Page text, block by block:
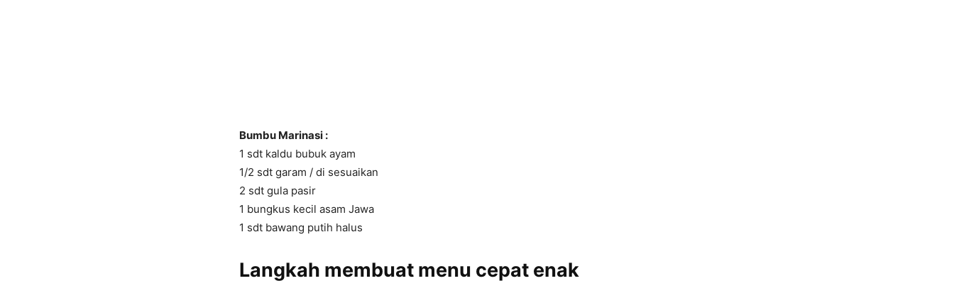
Bumbu Marinasi :
1 sdt kaldu bubuk ayam
1/2 sdt garam / di sesuaikan
2 sdt gula pasir
1 bungkus kecil asam Jawa
1 sdt bawang putih halus
Langkah membuat menu cepat enak